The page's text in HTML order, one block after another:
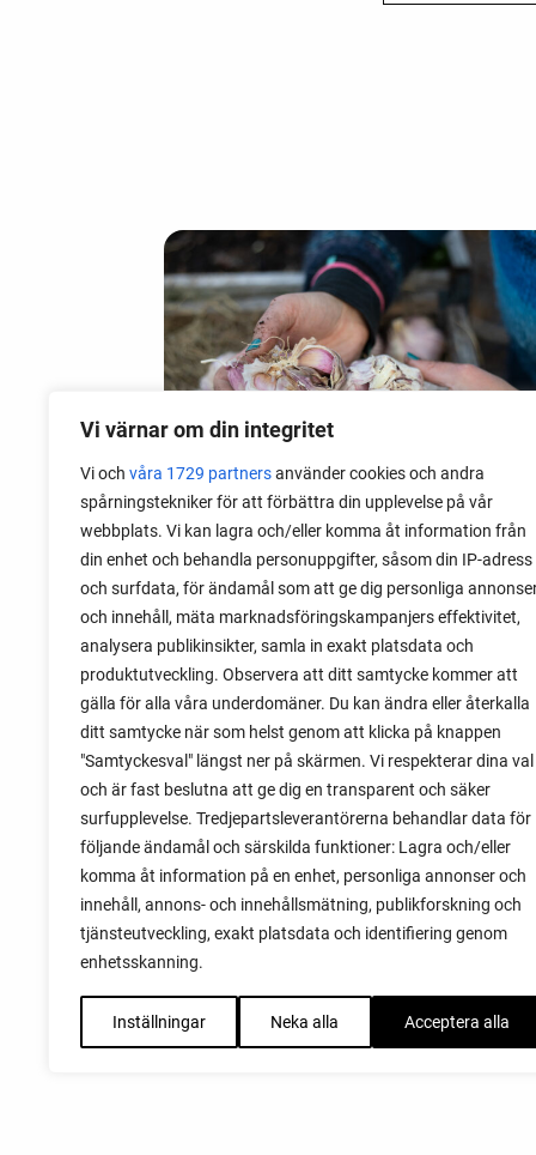
Vi värnar om din integritet
Vi och våra 1729 partnersanvänder cookies och andra
spårningstekniker för att förbättra din upplevelse på vår
webbplats. Vi kan lagra och/eller komma åt information från
din enhet och behandla personuppgifter, såsom din IP-adress
och surfdata, för ändamål som att ge dig personliga
och innehåll, mäta marknadsföringskampanjers effektivitet,
analysera publikinsikter, samla in exakt platsdata och
produktutveckling. Observera att ditt samtycke kommer att
gälla för alla våra underdomäner. Du kan ändra eller återkalla
ditt samtycke när som helst genom att klicka på knappen
"Samtyckesval" längst ner på skärmen. Vi respekterar dina val
och är fast beslutna att ge dig en transparent och säker
surfupplevelse. Tredjepartsleverantörerna behandlar data för
följande ändamål och särskilda funktioner: Lagra och/eller
komma åt information på en enhet, personliga annonser och
innehåll, annons- och innehållsmätning, publikforskning och
tjänsteutveckling, exakt platsdata och identifiering genom
enhetsskanning.
Inställningar Neka alla Acceptera alla
06 augusti 2026
Sätta vitlök på våren i Sverige
Om du har tur med vädret kan det gå fint
att sätta vitlök också på våren. Men
tillförlitligast är att sätta vitlök på hösten
och vintern.